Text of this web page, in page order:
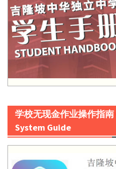
学校无现金作业操作指
System Guide